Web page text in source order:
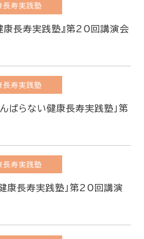
長寿実践塾
康長寿実践塾』第20回講演会
長寿実践塾
んばらない健康長寿実践塾」第
長寿実践塾
康長寿実践塾」第20回講演